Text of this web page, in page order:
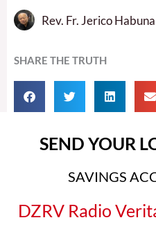
Rev. Fr. Jerico
SHARE THE TRUTH
SEND YOUR
SAVINGS
DZRV Radio